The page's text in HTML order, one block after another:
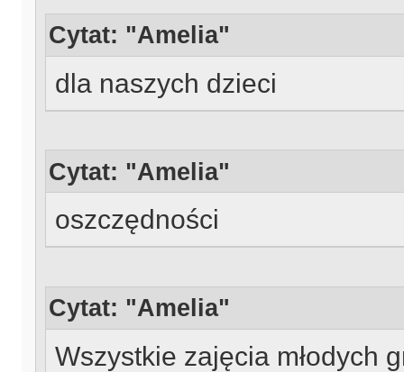
Cytat: "Amelia"
dla naszych dzieci
Cytat: "Amelia"
oszczędności
Cytat: "Amelia"
Wszystkie zajęcia młodych